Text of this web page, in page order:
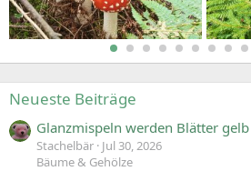
Neueste Beiträge
Glanzmispeln werden Blätter gelb
Stachelbär Jul 30, 2026
Bäume & Gehölze